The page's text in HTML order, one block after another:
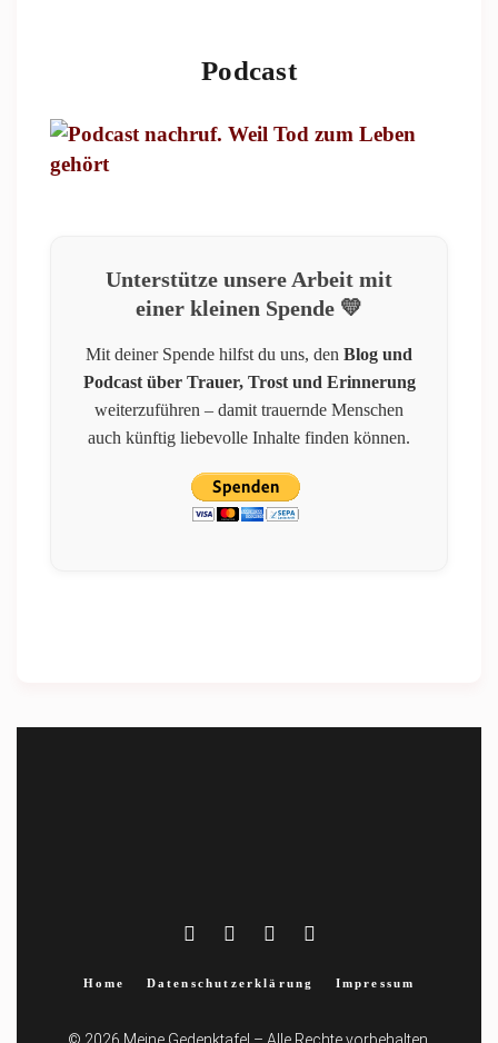
Podcast
Unterstütze unsere Arbeit mit
einer kleinen Spende 💛
Mit deiner Spende hilfst du uns, den Blog und
Podcast über Trauer, Trost und Erinnerung
weiterzuführen – damit trauernde Menschen
auch künftig liebevolle Inhalte finden können.
Home Datenschutzerklärung Impressum